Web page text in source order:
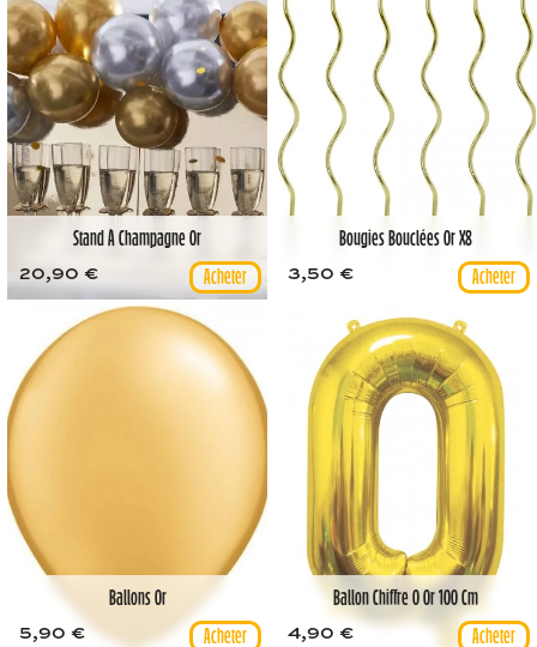
Stand À Champagne Or
20,90 €
Bougies Bouclées Or X8
3,50 €
Ballons Or
5,90 €
Ballon Chiffre 0 Or 100 Cm
4,90 €